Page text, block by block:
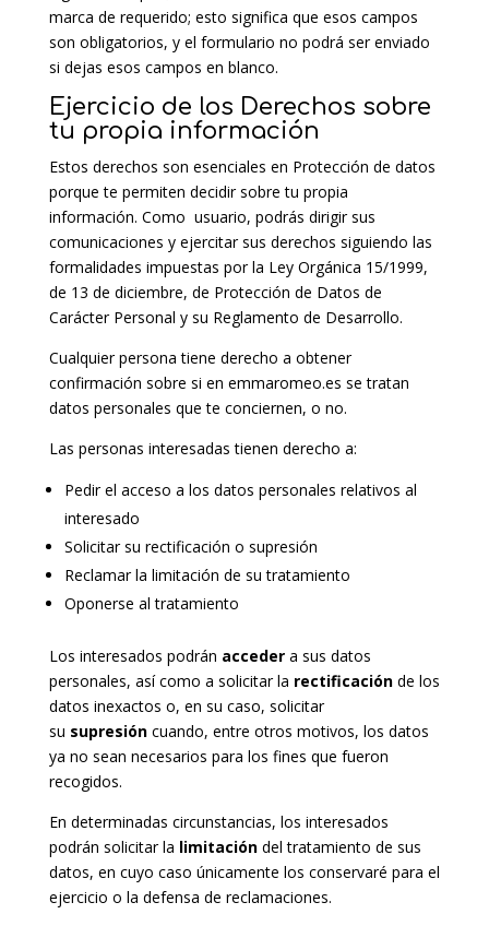
marca de requerido; esto significa que esos campos
son obligatorios, y el formulario no podrá ser enviado
si dejas esos campos en blanco.
Ejercicio de los Derechos sobre
tu propia información
Estos derechos son esenciales en Protección de datos
porque te permiten decidir sobre tu propia
información. Como usuario, podrás dirigir sus
comunicaciones y ejercitar sus derechos siguiendo las
formalidades impuestas por la Ley Orgánica 15/1999,
de 13 de diciembre, de Protección de Datos de
Carácter Personal y su Reglamento de Desarrollo.
Cualquier persona tiene derecho a obtener
confirmación sobre si en emmaromeo.es se tratan
datos personales que te conciernen, o no.
Las personas interesadas tienen derecho a:
Pedir el acceso a los datos personales relativos al
interesado
Solicitar su rectificación o supresión
Reclamar la limitación de su tratamiento
Oponerse al tratamiento
Los interesados podrán accedera sus datos
personales, así como a solicitar la rectificaciónde los
datos inexactos o, en su caso, solicitar
su supresióncuando, entre otros motivos, los datos
ya no sean necesarios para los fines que fueron
recogidos.
En determinadas circunstancias, los interesados
podrán solicitar la limitacióndel tratamiento de sus
datos, en cuyo caso únicamente los conservaré para el
ejercicio o la defensa de reclamaciones.